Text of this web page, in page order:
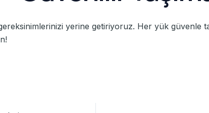
yerine getiriyoruz. Her yük güvenle